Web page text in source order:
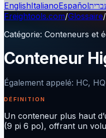
EnglishItalianoEspañol
Freightools.com/Glossaire/
Catégorie: Conteneurs et
Conteneur
Également appelé: HC, HQ
DÉFINITION
Un conteneur plus haut
(9 pi 6 po), offrant un